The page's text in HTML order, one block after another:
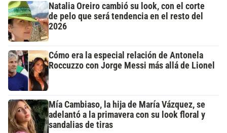
Natalia Oreiro cambió su look, con el corte
de pelo que será tendencia en el resto del
2026
Cómo era la especial relación de Antonela
Roccuzzo con Jorge Messi más allá de Lionel
Mía Cambiaso, la hija de María Vázquez, se
adelantó a la primavera con su look floral y
sandalias de tiras